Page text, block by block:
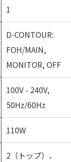
1
D-CONTOUR:
FOH/MAIN,
MONITOR, OFF
100V - 240V,
50Hz/60Hz
110W
2（トップ）、